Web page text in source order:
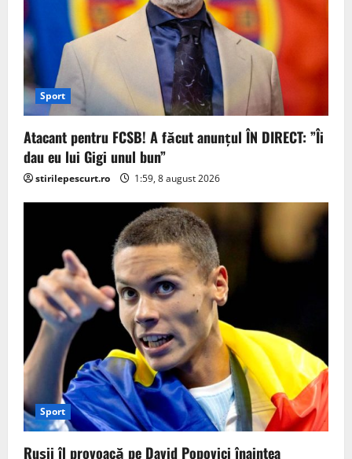
Sport
Atacant pentru FCSB! A făcut anunțul ÎN DIRECT: ”Îi
dau eu lui Gigi unul bun”
stirilepescurt.ro 1:59, 8 august 2026
Sport
Rușii îl provoacă pe David Popovici înaintea